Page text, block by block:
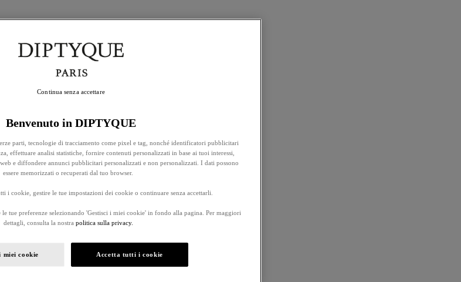
Benvenuto in DIPTYQUE
parti, tecnologie di tracciamento come pixel e tag, nonché identificatori pubblicitari
effettuare analisi statistiche, fornire contenuti personalizzati in base ai tuoi interessi,
e diffondere annunci pubblicitari personalizzati e non personalizzati. I dati possono
essere memorizzati o recuperati dal tuo browser.
i cookie, gestire le tue impostazioni dei cookie o continuare senza accettarli.
tue preferenze selezionando 'Gestisci i miei cookie' in fondo alla pagina. Per maggiori
dettagli, consulta la nostra politica sulla privacy.
miei cookie Accetta tutti i cookie
Continua senza accettare